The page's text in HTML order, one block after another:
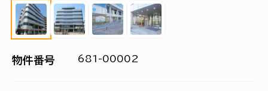
物件番号 681-00002